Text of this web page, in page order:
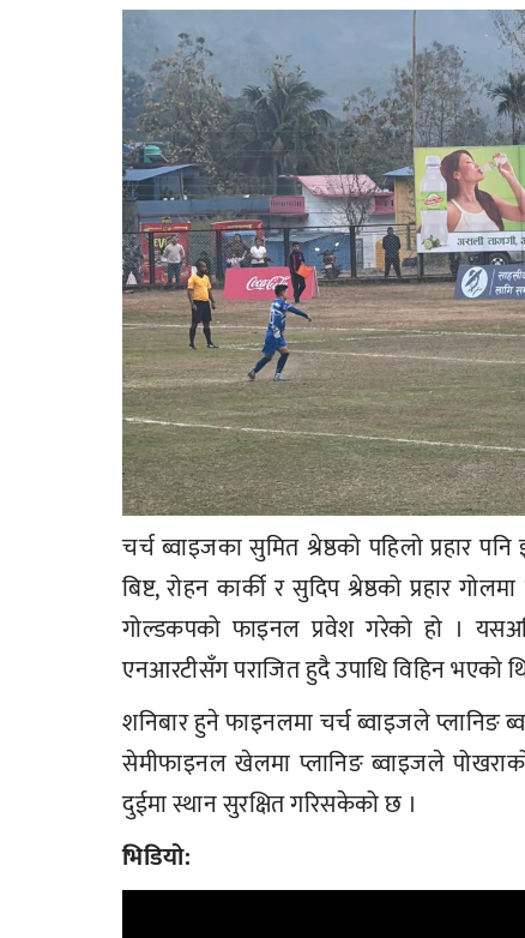
चर्च ब्वाइजका सुमित श्रेष्ठको पहिलो प्रहार
बिष्ट, रोहन कार्की र सुदिप श्रेष्ठको प्रहार
गोल्डकपको फाइनल प्रवेश गरेको हो ।
एनआरटीसँग पराजित हुदै उपाधि विहिन भएको
शनिबार हुने फाइनलमा चर्च ब्वाइजले प्लानिङ
सेमीफाइनल खेलमा प्लानिङ ब्वाइजले
दुईमा स्थान सुरक्षित गरिसकेको छ ।
भिडियो: